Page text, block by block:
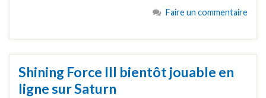
Faire un commentaire
Shining Force III bientôt jouable en
ligne sur Saturn